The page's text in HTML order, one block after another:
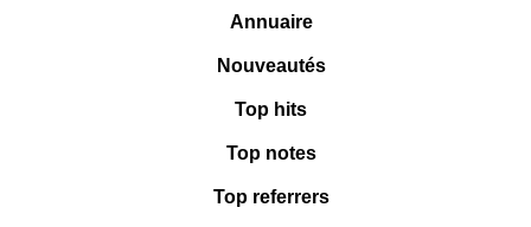
Annuaire
Nouveautés
Top hits
Top notes
Top referrers